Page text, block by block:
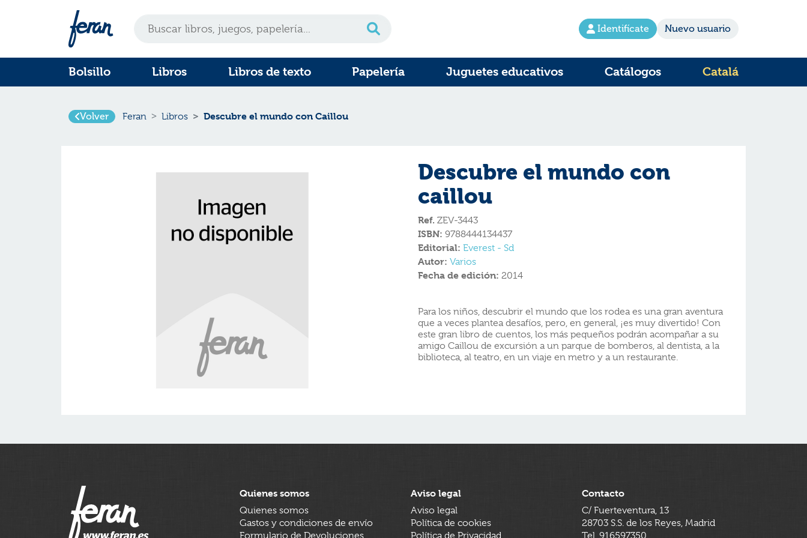
Identifícate Nuevo usuario
Bolsillo Libros Libros de texto Papelería Juguetes educativos Catálogos Catalá
Volver Feran Libros Descubre el mundo con Caillou
Descubre el mundo con
caillou
Ref. ZEV-3443
ISBN: 9788444134437
Editorial: Everest - Sd
Autor: Varios
Fecha de edición: 2014
Para los niños, descubrir el mundo que los rodea es una gran aventura
que a veces plantea desafíos, pero, en general, ¡es muy divertido! Con
este gran libro de cuentos, los más pequeños podrán acompañar a su
amigo Caillou de excursión a un parque de bomberos, al dentista, a la
biblioteca, al teatro, en un viaje en metro y a un restaurante.
Quienes somos
Quienes somos
Gastos y condiciones de envío
Formulario de Devoluciones
Aviso legal
Aviso legal
Política de cookies
Política de Privacidad
Contacto
C/ Fuerteventura, 13
28703 S.S. de los Reyes, Madrid
Tel. 916597350